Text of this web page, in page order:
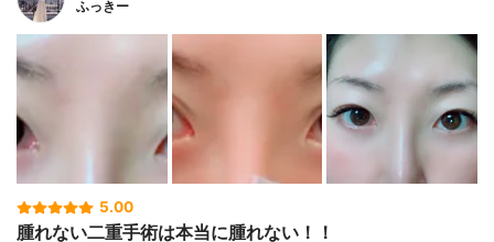
ふっきー
5.00
腫れない二重手術は本当に腫れない！！